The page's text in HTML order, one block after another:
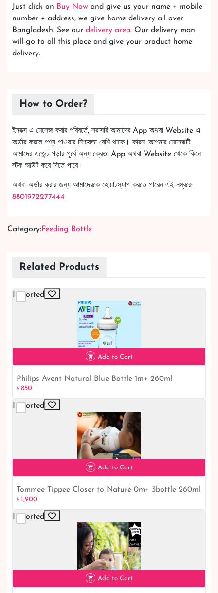
Just click on Buy Now and give us your name + mobile
number + address, we give home delivery all over
Bangladesh. See our delivery area. Our delivery man
will go to all this place and give your product home
delivery.
How to Order?
ইনবক্স এ মেসেজ করার পরিবর্তে, সরাসরি আমাদের App অথবা Website এ
অর্ডার করলে পণ্য পাওয়ার নিশ্চয়তা বেশি থাকে। কারন, আপনার মেসেজটি
আমাদের এজেন্ট পড়ার পূর্বে অন্য ক্রেতা App অথবা Website থেকে কিনে
স্টক আউট করে দিতে পারে।
অথবা অর্ডার করার জন্য আমাদেরকে হোয়াটস্যাপ করতে পারেন এই নম্বরে:
8801972277444
Category:Feeding Bottle
Related Products
Imported
৳ 850
Add to Cart
Philips Avent Natural Blue Bottle 1m+ 260ml
৳ 850
Imported
৳ 1,900
Add to Cart
Tommee Tippee Closer to Nature 0m+ 3bottle 260ml
৳ 1,900
Imported
Add to Cart